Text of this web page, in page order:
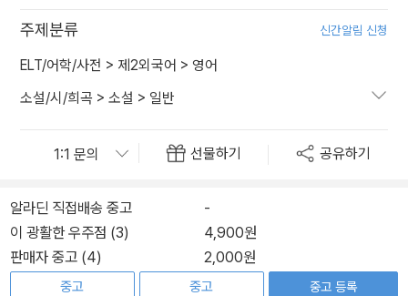
주제분류 신간알림 신청
ELT/어학/사전 > 제2외국어 > 영어
소설/시/희곡 > 소설 > 일반
선물하기 공유하기
알라딘 직접배송 중고
-
이 광활한 우주점 (3)
4,900원
판매자 중고 (4)
2,000원
중고
중고
중고 등록